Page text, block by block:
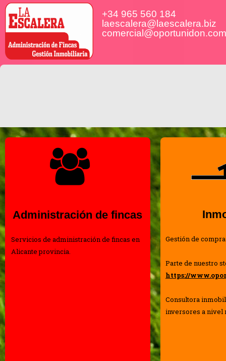
+34 965 560 184
laescalera@laescalera.biz
comercial@oportunidon.com
Administración de fincas
Servicios de administración de fincas en
Alicante provincia.
Gestión de
Parte de nuestro
https://
Consultora
inversores a nivel